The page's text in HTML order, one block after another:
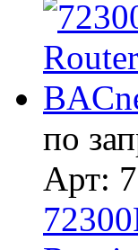
по
Арт: